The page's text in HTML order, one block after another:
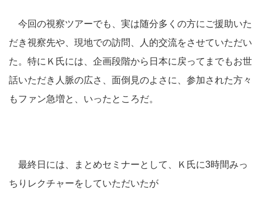
今回の視察ツアーでも、実は随分多くの方にご援助いた
だき視察先や、現地での訪問、人的交流をさせていただい
た。特にＫ氏には、企画段階から日本に戻ってまでもお世
話いただき人脈の広さ、面倒見のよさに、参加された方々
もファン急増と、いったところだ。
最終日には、まとめセミナーとして、Ｋ氏に3時間みっ
ちりレクチャーをしていただいたが